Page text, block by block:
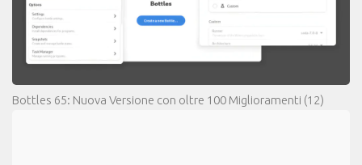
Bottles 65: Nuova Versione con oltre 100 Miglioramenti (12)